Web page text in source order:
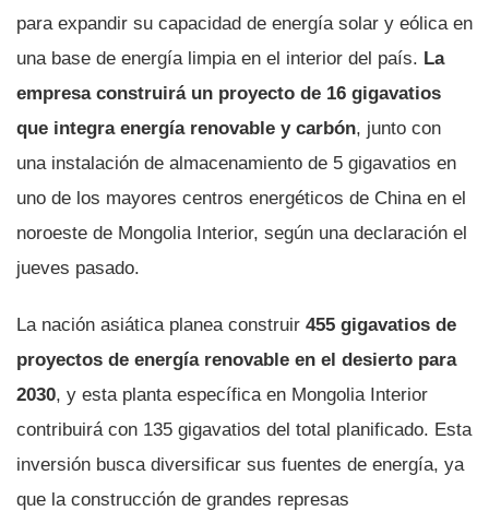
para expandir su capacidad de energía solar y eólica en
una base de energía limpia en el interior del país. La
empresa construirá un proyecto de 16 gigavatios
que integra energía renovable y carbón, junto con
una instalación de almacenamiento de 5 gigavatios en
uno de los mayores centros energéticos de China en el
noroeste de Mongolia Interior, según una declaración el
jueves pasado.
La nación asiática planea construir 455 gigavatios de
proyectos de energía renovable en el desierto para
2030, y esta planta específica en Mongolia Interior
contribuirá con 135 gigavatios del total planificado. Esta
inversión busca diversificar sus fuentes de energía, ya
que la construcción de grandes represas